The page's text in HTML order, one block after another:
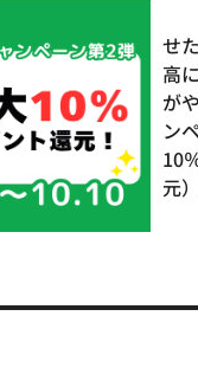
せ
高
が
ン
10
元）